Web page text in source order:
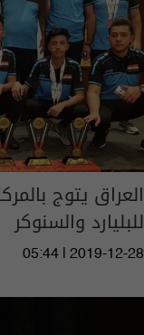
العراق يتوج
للبليارد والسنوكر
05:44 | 2019-12-28